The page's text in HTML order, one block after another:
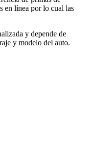
en línea por lo cual las
y depende de
y modelo del auto.